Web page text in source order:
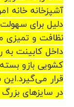
آشپزخانه خانه
دلیل برای
نظافت و تمیزی
داخل کابینت
کشویی بازو
قرار
در سایزهای